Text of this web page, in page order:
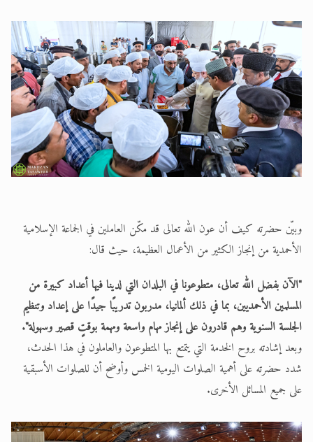
وبيّن حضرته كيف أن عون الله تعالى قد مكّن العاملين في الجماعة الإسلامية
الأحمدية من إنجاز الكثير من الأعمال العظيمة، حيث قال:
"الآن بفضل الله تعالى، متطوعونا في البلدان التي لدينا فيها أعداد كبيرة من
المسلمين الأحمديين، بما في ذلك ألمانيا، مدربون تدريبًا جيدًا على إعداد وتنظيم
الجلسة السنوية وهم قادرون على إنجاز مهام واسعة ومهمة بوقتٍ قصير وسهولة".
وبعد إشادته بروح الخدمة التي يتمتع بها المتطوعون والعاملون في هذا الحدث،
شدد حضرته على أهمية الصلوات اليومية الخمس وأوضح أن للصلوات الأسبقية
على جميع المسائل الأخرى.